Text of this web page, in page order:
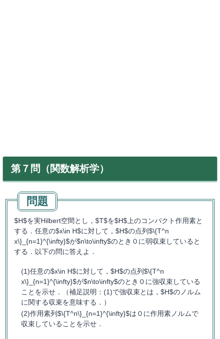
第７問（関数解析学）
$H$を実Hilbert空間とし，$T$を$H$上のコンパクト作用素と
する．任意の$x\in H$に対して，$H$の点列$\{T^n
x\}_{n=1}^{\infty}$が$n\to\infty$のとき０に弱収束していると
する．以下の問に答えよ．
任意の$x\in H$に対して，$H$の点列$\{T^n
x\}_{n=1}^{\infty}$が$n\to\infty$のとき０に強収束している
ことを示せ．（補足説明：(1)で強収束とは，$H$のノルム
に関する収束を意味する．）
作用素列$\{T^n\}_{n=1}^{\infty}$は０に作用素ノルムで
収束していることを示せ．